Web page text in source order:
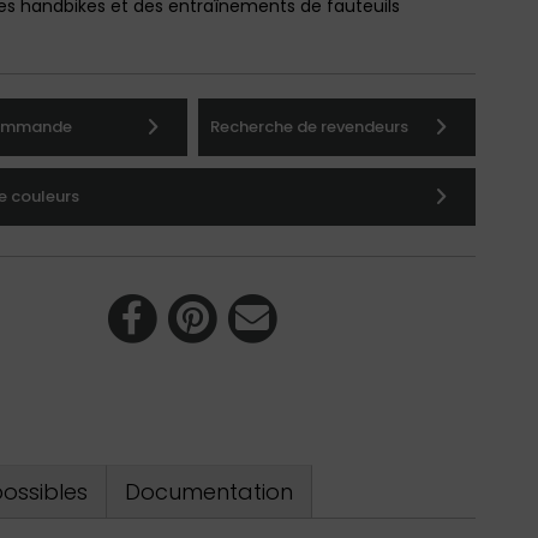
handbikes et des entraînements de fauteuils
Recherche de revendeurs
couleurs
Documentation